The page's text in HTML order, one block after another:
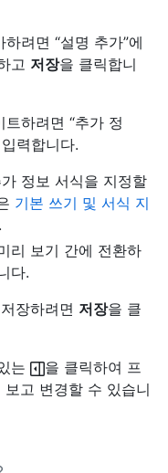
려면 “설명 추가”에
고 저장을 클릭합니
하려면 “추가 정
력합니다.
정보 서식을 지정할
기본 쓰기 및 서식 지
리 보기 간에 전환하
다.
장하려면 저장을 클
는
을 클릭하여 프
고 변경할 수 있습니